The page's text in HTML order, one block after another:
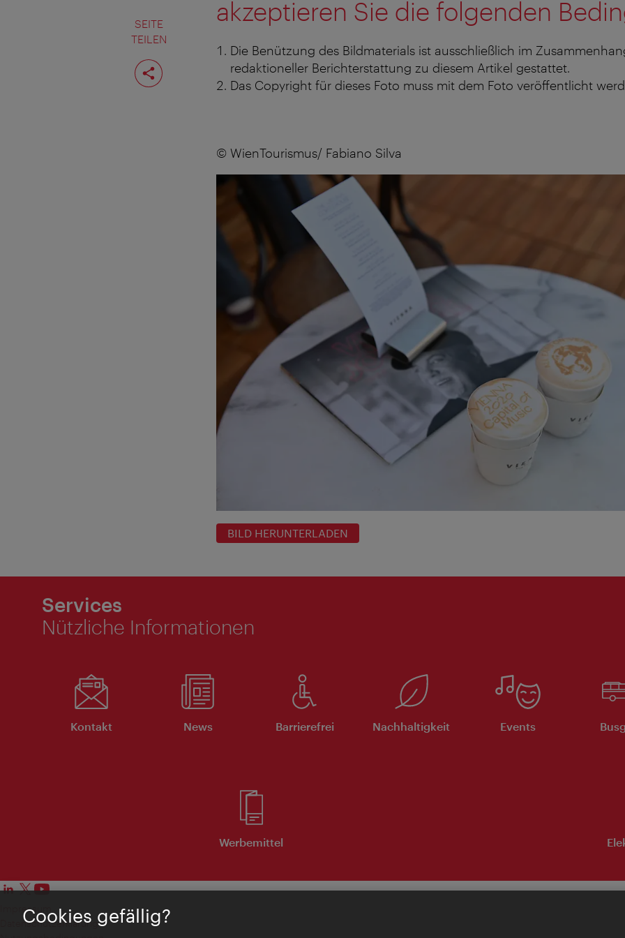
SEITE
TEILEN
Seite
teilen
akzeptieren Sie die folgenden
Die Benützung des Bildmaterials ist ausschließlich im
redaktioneller Berichterstattung zu diesem Artikel gestattet.
Das Copyright für dieses Foto muss mit dem Foto veröffentlicht
© WienTourismus/ Fabiano Silva
BILD HERUNTERLADEN
Services
Nützliche Informationen
Kontakt News Barrierefrei Nachhaltigkeit Events
Werbemittel
Impressum
Datenschutzerklärung
Cookies gefällig?